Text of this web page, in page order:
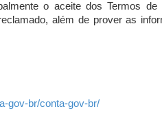
o aceite dos Termos
além de prover as
gov-br/conta-gov-br/